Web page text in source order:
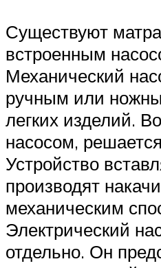
Существуют
встроенным
Механический
ручным или
легких изделий.
насосом,
Устройство
производят
механическим
Электрический
отдельно. Он